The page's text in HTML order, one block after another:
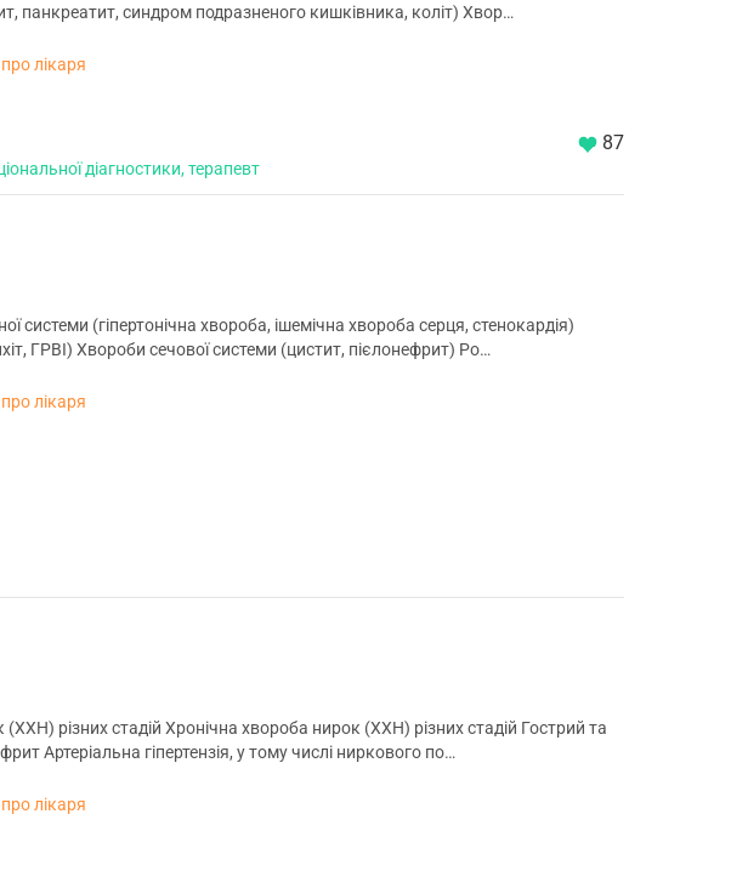
панкреатит, синдром подразненого кишківника, коліт) Хвор…
лікаря
87
діагностики, терапевт
системи (гіпертонічна хвороба, ішемічна хвороба серця, стенокардія)
ГРВІ) Хвороби сечової системи (цистит, пієлонефрит) Ро…
лікаря
різних стадій Хронічна хвороба нирок (ХХН) різних стадій Гострий та
Артеріальна гіпертензія, у тому числі ниркового по…
лікаря